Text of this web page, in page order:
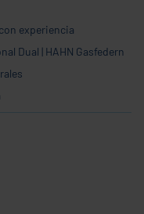
experiencia
Dual | HAHN Gasfedern